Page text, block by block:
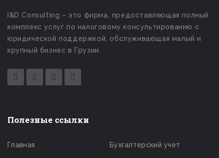
I&D Consulting – это фирма, предоставляющая полный
комплекс услуг по налоговому консультированию с
юридической поддержкой, обслуживающая малый и
крупный бизнес в Грузии.
Полезные ссылки
Главная Бухгалтерский учет